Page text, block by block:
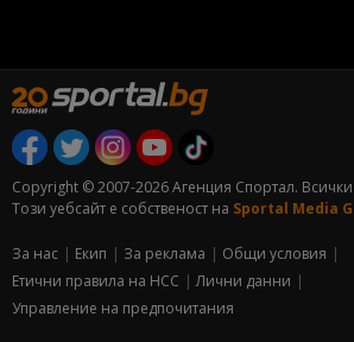
Copyright © 2007-2026 Агенция Спортал.
Този уебсайт е собственост на Sportal Media
За нас Екип За рекламa
Общи условия
Етични правила на НСС
Лични данни
Управление на предпочитания